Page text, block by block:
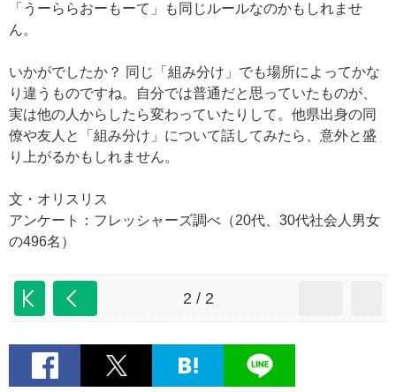
「うーららおーもーて」も同じルールなのかもしれませ
ん。
いかがでしたか？ 同じ「組み分け」でも場所によってかな
り違うものですね。自分では普通だと思っていたものが、
実は他の人からしたら変わっていたりして。他県出身の同
僚や友人と「組み分け」について話してみたら、意外と盛
り上がるかもしれません。
文・オリスリス
アンケート：フレッシャーズ調べ（20代、30代社会人男女
の496名）
2 / 2